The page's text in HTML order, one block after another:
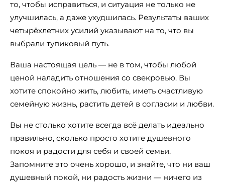
то, чтобы исправиться, и ситуация не только не
улучшилась, а даже ухудшилась. Результаты ваших
четырёхлетних усилий указывают на то, что вы
выбрали тупиковый путь.
Ваша настоящая цель — не в том, чтобы любой
ценой наладить отношения со свекровью. Вы
хотите спокойно жить, любить, иметь счастливую
семейную жизнь, растить детей в согласии и любви.
Вы не столько хотите всегда всё делать идеально
правильно, сколько просто хотите душевного
покоя и радости для себя и своей семьи.
Запомните это очень хорошо, и знайте, что ни ваш
душевный покой, ни радость жизни — ничего из